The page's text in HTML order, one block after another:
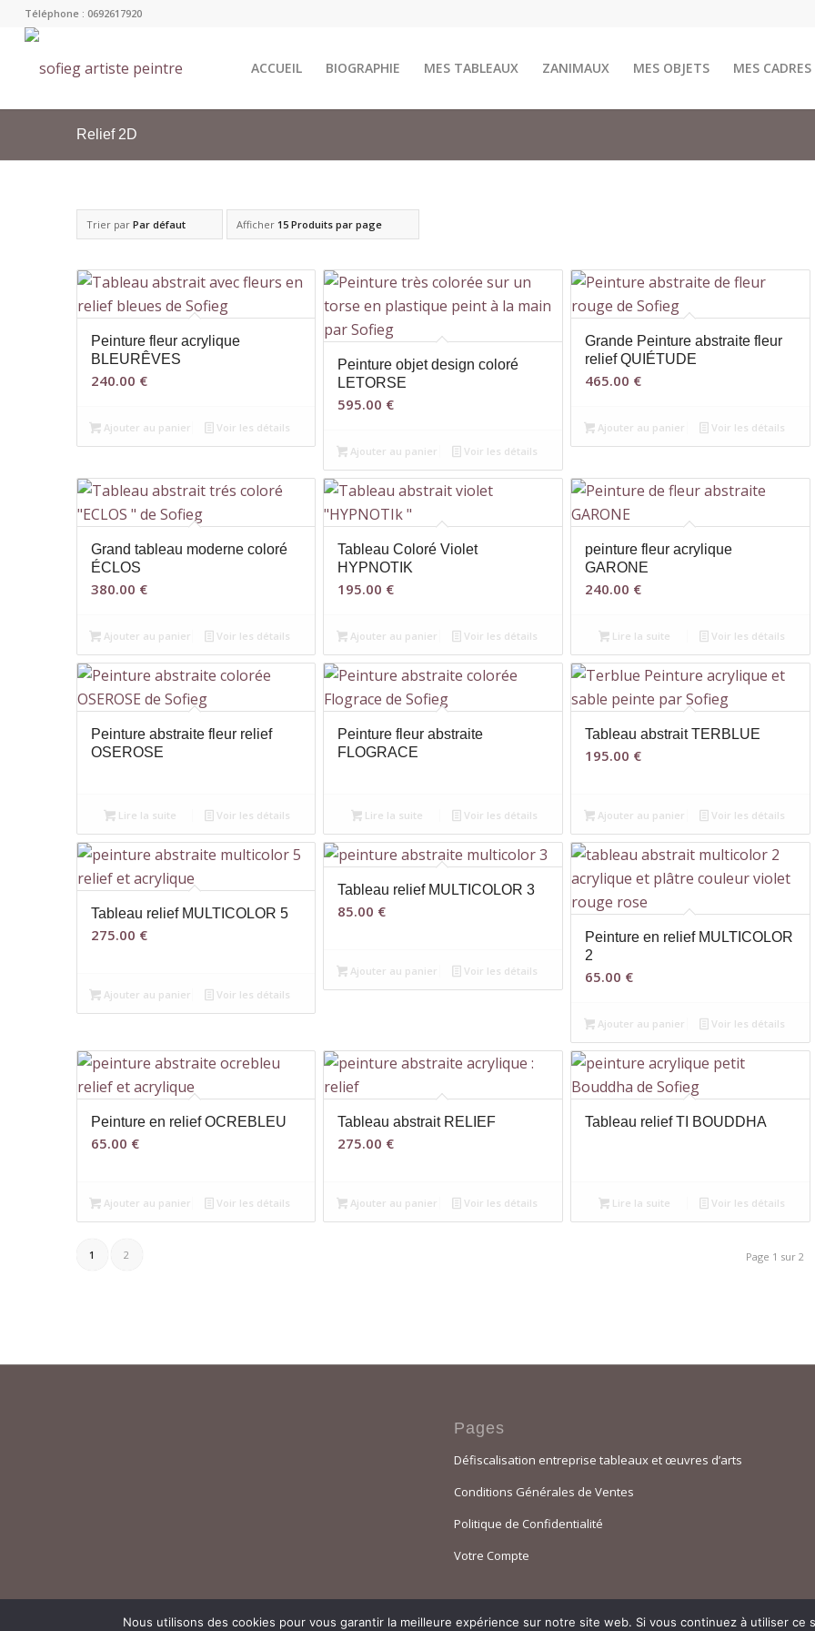
Téléphone : 0692617920
ACCUEIL BIOGRAPHIE MES TABLEAUX ZANIMAUX MES OBJETS MES CADRES
Relief 2D
Trier par Par défaut Afficher 15 Produits par page
Peinture fleur acrylique
BLEURÊVES
240.00 €
Ajouter au panier Voir les détails
Peinture objet design coloré
LETORSE
595.00 €
Ajouter au panier Voir les détails
Grande Peinture abstraite fleur
relief QUIÉTUDE
465.00 €
Ajouter au panier Voir les détails
Grand tableau moderne coloré
ÉCLOS
380.00 €
Ajouter au panier Voir les détails
Tableau Coloré Violet
HYPNOTIK
195.00 €
Ajouter au panier Voir les détails
peinture fleur acrylique
GARONE
240.00 €
Lire la suite Voir les détails
Peinture abstraite fleur relief
OSEROSE
Lire la suite Voir les détails
Peinture fleur abstraite
FLOGRACE
Lire la suite Voir les détails
Tableau abstrait TERBLUE
195.00 €
Ajouter au panier Voir les détails
Tableau relief MULTICOLOR 5
275.00 €
Ajouter au panier Voir les détails
Tableau relief MULTICOLOR 3
85.00 €
Ajouter au panier Voir les détails
Peinture en relief MULTICOLOR
2
65.00 €
Ajouter au panier Voir les détails
Peinture en relief OCREBLEU
65.00 €
Ajouter au panier Voir les détails
Tableau abstrait RELIEF
275.00 €
Ajouter au panier Voir les détails
Tableau relief TI BOUDDHA
Lire la suite Voir les détails
Page 1 sur 2
1 2
Pages
Défiscalisation entreprise tableaux et œuvres d’arts
Conditions Générales de Ventes
Politique de Confidentialité
Votre Compte
Nous utilisons des cookies pour vous garantir la meilleure expérience sur notre site web. Si vous continuez à utiliser